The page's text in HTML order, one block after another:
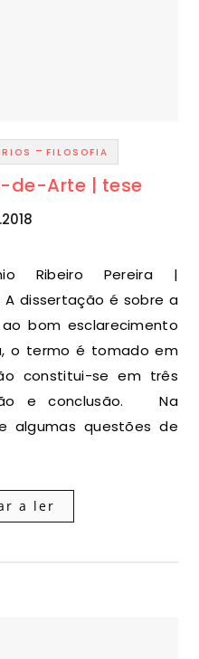
- FILOSOFIA
de-Arte | tese
dissertação é sobre a
bom esclarecimento
o termo é tomado em
constitui-se em três
e conclusão. Na
algumas questões de
a ler